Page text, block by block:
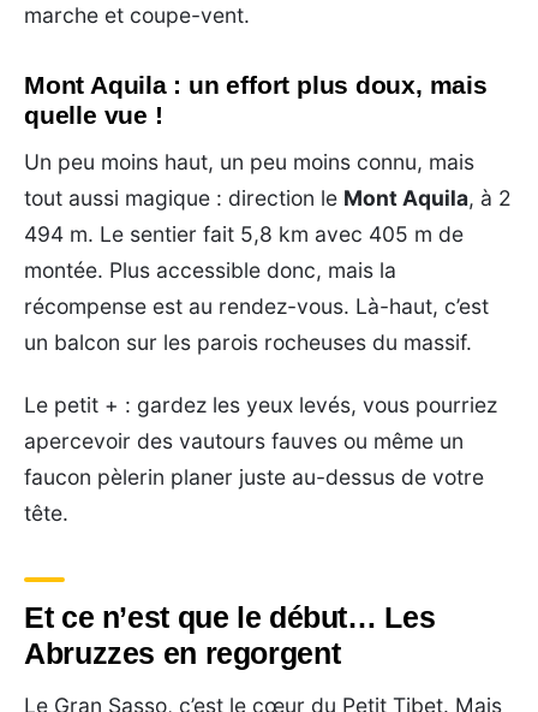
marche et coupe-vent.
Mont Aquila : un effort plus doux, mais
quelle vue !
Un peu moins haut, un peu moins connu, mais
tout aussi magique : direction le Mont Aquila, à 2
494 m. Le sentier fait 5,8 km avec 405 m de
montée. Plus accessible donc, mais la
récompense est au rendez-vous. Là-haut, c’est
un balcon sur les parois rocheuses du massif.
Le petit + : gardez les yeux levés, vous pourriez
apercevoir des vautours fauves ou même un
faucon pèlerin planer juste au-dessus de votre
tête.
Et ce n’est que le début… Les
Abruzzes en regorgent
Le Gran Sasso, c’est le cœur du Petit Tibet. Mais